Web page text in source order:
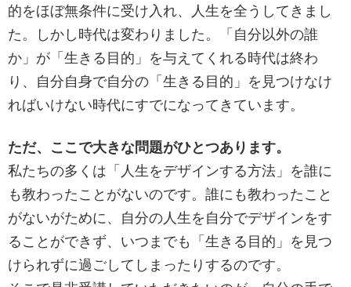
的をほぼ無条件に受け入れ、人生を全うしてきまし
た。しかし時代は変わりました。「自分以外の誰
か」が「生きる目的」を与えてくれる時代は終わ
り、自分自身で自分の「生きる目的」を見つけなけ
ればいけない時代にすでになってきています。
ただ、ここで大きな問題がひとつあります。
私たちの多くは「人生をデザインする方法」を誰に
も教わったことがないのです。誰にも教わったこと
がないがために、自分の人生を自分でデザインをす
ることができず、いつまでも「生きる目的」を見つ
けられずに過ごしてしまったりするのです。